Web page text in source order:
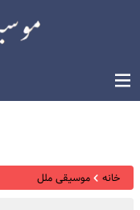
خانه موسیقی ملل